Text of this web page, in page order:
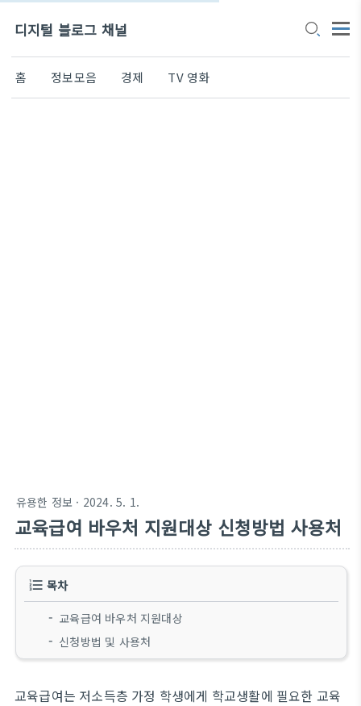
디지털 블로그 채널
홈 정보모음 경제 TV 영화
유용한 정보 · 2024. 5. 1.
교육급여 바우처 지원대상 신청방법 사용처
목차
교육급여 바우처 지원대상
신청방법 및 사용처
교육급여는 저소득층 가정 학생에게 학교생활에 필요한 교육